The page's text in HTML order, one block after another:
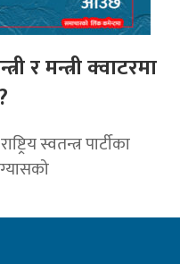
र मन्त्री क्वाटरमा
स्वतन्त्र पार्टीका